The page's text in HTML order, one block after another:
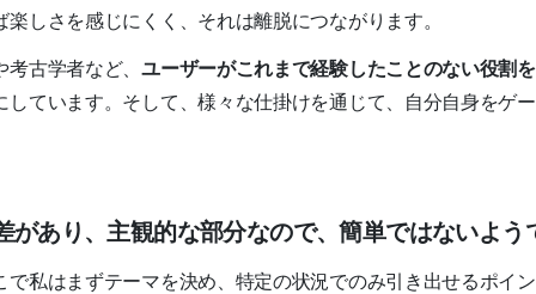
しさを感じにくく、それは離脱につながります。
考古学者など、ユーザーがこれまで経験したことのない役割
ています。そして、様々な仕掛けを通じて、
自分自身をゲ
があり、主観的な部分なので、簡単ではないよう
で私はまずテーマを決め、特定の状況でのみ引き出せるポイ